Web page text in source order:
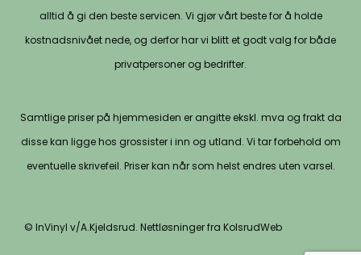
alltid å gi den beste servicen. Vi gjør vårt beste for å holde
kostnadsnivået nede, og derfor har vi blitt et godt valg for både
privatpersoner og bedrifter.
Samtlige priser på hjemmesiden er angitte ekskl. mva og frakt da
disse kan ligge hos grossister i inn og utland. Vi tar forbehold om
eventuelle skrivefeil. Priser kan når som helst endres uten varsel.
© InVinyl v/A.Kjeldsrud. Nettløsninger fra KolsrudWeb